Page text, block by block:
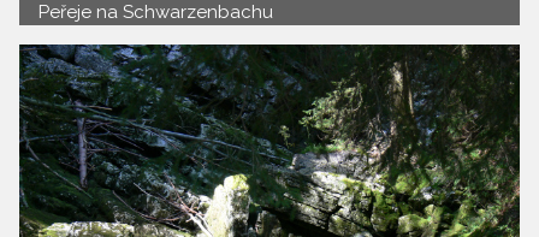
Peřeje na Schwarzenbachu